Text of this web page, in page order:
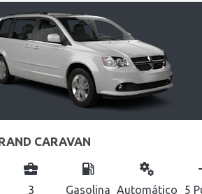
CARAVAN
business_center
3
local_gas_station
Gasolina
miscellaneous_services
Automático 5